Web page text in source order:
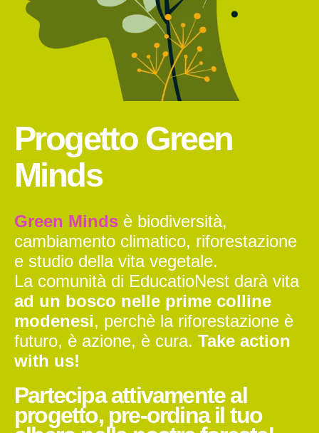
Progetto Green
Minds
Green Minds è biodiversità,
cambiamento climatico, riforestazione
e studio della vita vegetale.
La comunità di EducatioNest darà vita
ad un bosco nelle prime colline
modenesi, perchè la riforestazione è
futuro, è azione, è cura. Take action
with us!
Partecipa attivamente al
progetto, pre-ordina il tuo